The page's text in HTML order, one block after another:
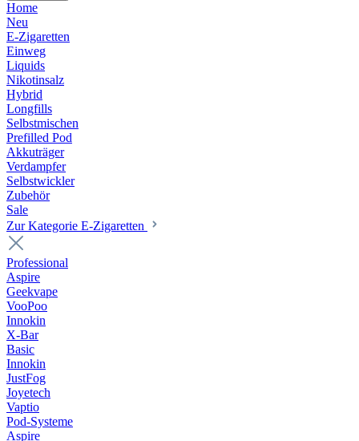
Home
Neu
E-Zigaretten
Einweg
Liquids
Nikotinsalz
Hybrid
Longfills
Selbstmischen
Prefilled Pod
Akkuträger
Verdampfer
Selbstwickler
Zubehör
Sale
Zur Kategorie E-Zigaretten
Professional
Aspire
Geekvape
VooPoo
Innokin
X-Bar
Basic
Innokin
JustFog
Joyetech
Vaptio
Pod-Systeme
Aspire